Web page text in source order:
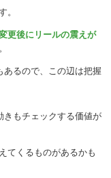
。
更後にリールの震えが
るので、この辺は把握
きもチェックする価値が
てくるものがあるかも